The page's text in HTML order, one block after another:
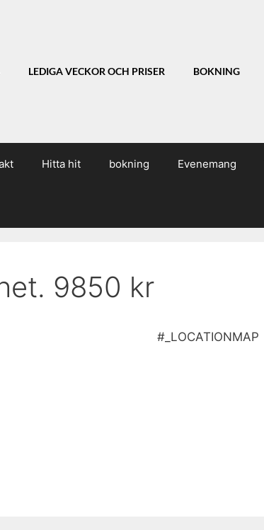
LEDIGA VECKOR OCH PRISER BOKNING
Hitta hit bokning Evenemang
9850 kr
#_LOCATIONMAP